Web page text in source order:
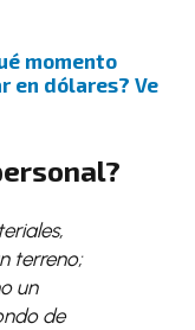
momento
en dólares? Ve
terreno;
un
de